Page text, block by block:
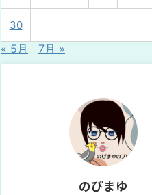
30
« 5月 7月 »
のぴまゆ